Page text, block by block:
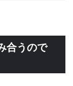
合うので